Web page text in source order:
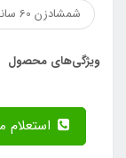
شمشادزن 60 سانت DN610 دو طرفه
ویژگی‌های محصول